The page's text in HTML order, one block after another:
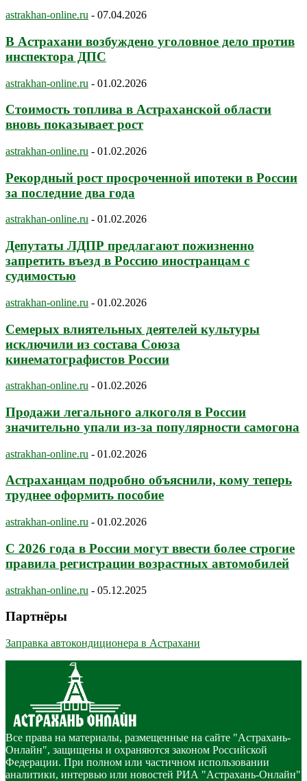
astrakhan-online.ru - 07.04.2026
В Астрахани возбуждено уголовное дело против
инспектора ДПС
astrakhan-online.ru - 01.02.2026
Стоимость топлива в Астраханской области
вновь показывает рост
astrakhan-online.ru - 01.02.2026
Рекордный рост просроченной ипотеки в России
за последние два года
astrakhan-online.ru - 01.02.2026
Депутаты ЛДПР предлагают пожизненно
запретить въезд в Россию иностранцам с
судимостью
astrakhan-online.ru - 01.02.2026
Семерых влиятельных деятелей культуры
исключили из состава Союза
кинематографистов России
astrakhan-online.ru - 01.02.2026
Продажи легального алкоголя в России
значительно упали из-за популярности самогона
astrakhan-online.ru - 01.02.2026
Астраханцам подробно объяснили, кому теперь
труднее оформить пособие
astrakhan-online.ru - 01.02.2026
С 2026 года в России могут ввести более строгие
правила регистрации возрастных автомобилей
astrakhan-online.ru - 05.12.2025
Партнёры
Заправка автокондиционера в Астрахани
Все права на материалы, размещенные на сайте "Астрахань-
Онлайн", защищены и охраняются законом Российской
Федерации. При полном или частичном использовании
аналитики, интервью или новостей РИА "Астрахань-Онлайн"